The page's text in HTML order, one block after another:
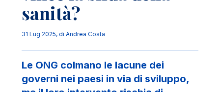
sanità?
31 Lug 2025, di Andrea Costa
Le ONG colmano le lacune dei
governi nei paesi in via di sviluppo,